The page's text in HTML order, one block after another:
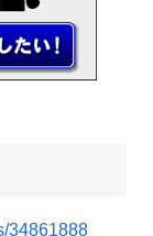
34861888